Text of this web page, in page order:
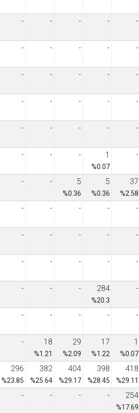
- - - - -
- - - - -
- - - - -
- - - - -
- - - - -
- - - 1
%0.07
-
- - 5
%0.36
5
%0.36
37
%2.58
- - - - -
- - - - -
- - - - -
- - - 284
%20.3
-
- - - - -
- 18
%1.21
29
%2.09
17
%1.22
1
%0.07
296
%23.85
382
%25.64
404
%29.17
398
%28.45
418
%29.11
- - - - 254
%17.69